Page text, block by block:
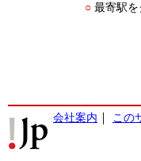
○ 最寄駅
会社案内 この